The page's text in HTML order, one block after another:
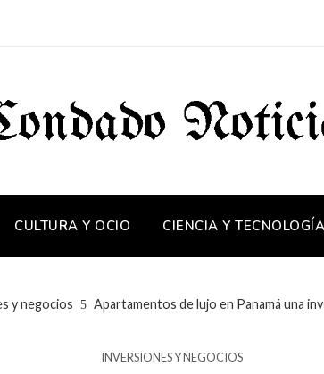
CULTURA Y OCIO CIENCIA Y TECNOLOGÍA
y negocios Apartamentos de lujo en Panamá una
INVERSIONES Y NEGOCIOS